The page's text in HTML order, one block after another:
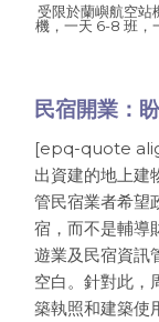
受限於蘭嶼航空站
機，一天 6-8 班，
民宿開業：
[epq-quote
出資建的地上建
管民宿業者希望
宿，而不是輔
遊業及民宿資訊
空白。針對此，
築執照和建築使